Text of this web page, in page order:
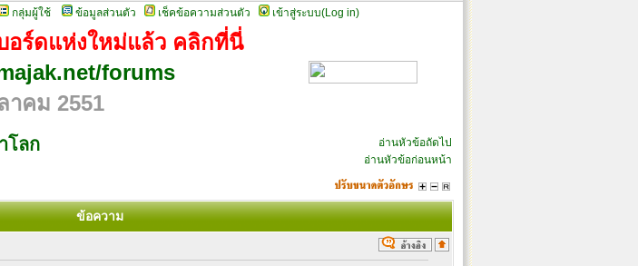
กลุ่มผู้ใช้ ข้อมูลส่วนตัว เช็คข้อความส่วนตัว เข้าสู่ระบบ(Log in)
อร์ดแห่งใหม่แล้ว คลิกที่นี่
forums
าคม 2551
โลก
อ่านหัวข้อถัดไป
อ่านหัวข้อก่อนหน้า
ข้อความ